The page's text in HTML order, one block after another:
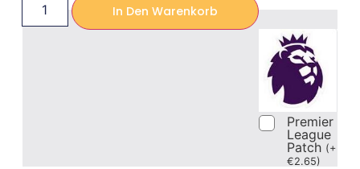
In Den Warenkorb
Premier
League
Patch (+
€2.65)